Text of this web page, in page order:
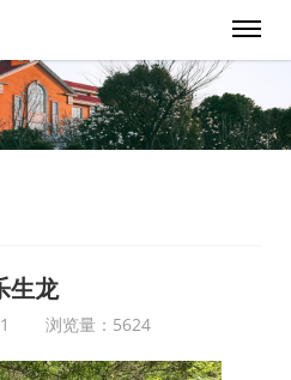
生龙
浏览量：5624